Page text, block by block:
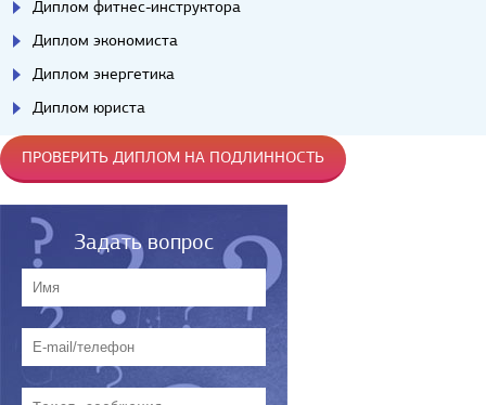
Диплом фитнес-инструктора
Диплом экономиста
Диплом энергетика
Диплом юриста
ПРОВЕРИТЬ ДИПЛОМ НА ПОДЛИННОСТЬ
Задать вопрос